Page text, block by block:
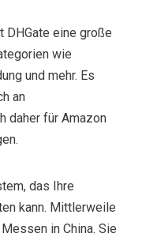
eine große
wie
und mehr. Es
an
daher für Amazon
das Ihre
kann. Mittlerweile
in China. Sie